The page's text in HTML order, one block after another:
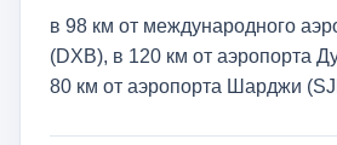
в 98 км от международного
(DXB), в 120 км от аэропорта
80 км от аэропорта Шарджи